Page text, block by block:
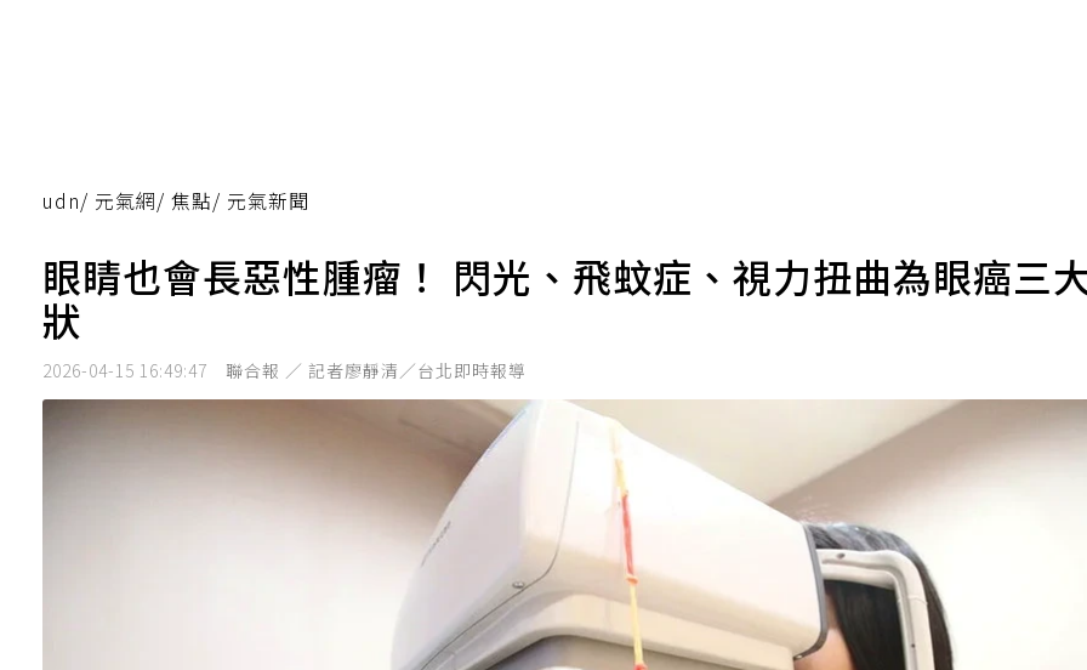
udn/ 元氣網/ 焦點/ 元氣新聞
眼睛也會長惡性腫瘤！ 閃光、飛蚊症、視力扭曲為眼癌三
狀
2026-04-15 16:49:47 聯合報 ／ 記者廖靜清／台北即時報導